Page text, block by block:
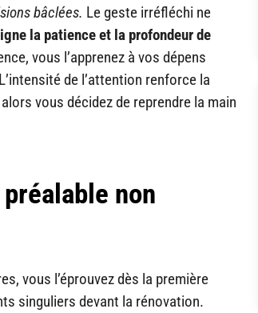
bâclées. Le geste irréfléchi ne
la patience et la profondeur de
vous l’apprenez à vos dépens
L’intensité de l’attention renforce la
vous décidez de reprendre la main
non
vous l’éprouvez dès la première
singuliers devant la rénovation.